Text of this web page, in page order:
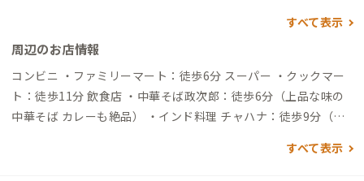
分）→豊橋創造大学正門→（徒歩５分）→到着 又は、豊橋駅→
(バス17分)→南町→(徒歩5分)→到着 ▼名古屋から →（新幹線２
０分）→豊橋駅→（バス１５分）→豊橋創造大学正門→（徒歩
５分）→到着 又は、豊橋駅→(バス17分)→南町→(徒歩5分)→到
着 ＊上記バスの運行は20-21時頃には終了してしまうため、豊
すべて表示
周辺のお店情報
コンビニ ・ファミリーマート：徒歩6分 スーパー ・クックマー
ト：徒歩11分 飲食店 ・中華そば政次郎：徒歩6分（上品な味の
中華そば カレーも絶品） ・インド料理 チャハナ：徒歩9分（本
すべて表示